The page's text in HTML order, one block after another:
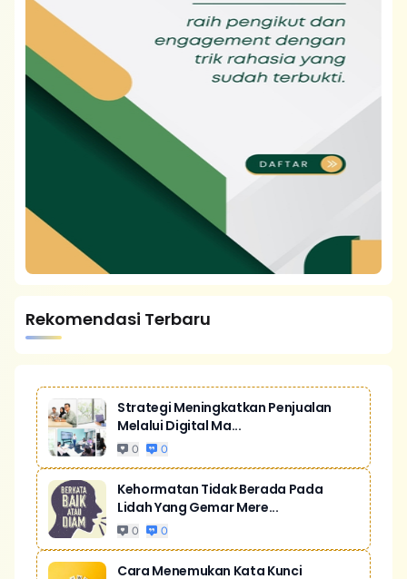
Rekomendasi Terbaru
Strategi Meningkatkan Penjualan
Melalui Digital Ma...
0 0
Kehormatan Tidak Berada Pada
Lidah Yang Gemar Mere...
0 0
Cara Menemukan Kata Kunci